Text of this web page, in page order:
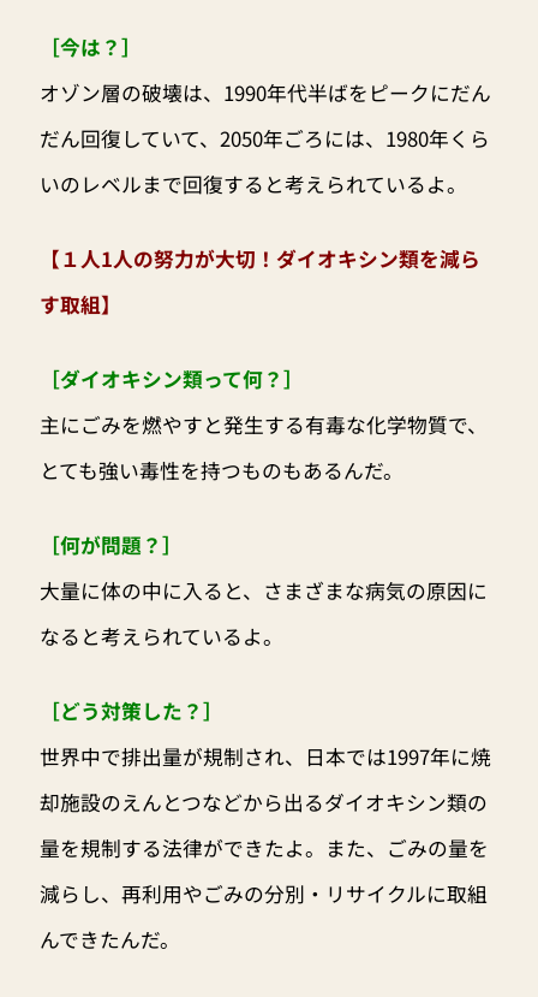
［今は？］
オゾン層の破壊は、1990年代半ばをピークにだん
だん回復していて、2050年ごろには、1980年くら
いのレベルまで回復すると考えられているよ。
【１人1人の努力が大切！ダイオキシン類を減ら
す取組】
［ダイオキシン類って何？］
主にごみを燃やすと発生する有毒な化学物質で、
とても強い毒性を持つものもあるんだ。
［何が問題？］
大量に体の中に入ると、さまざまな病気の原因に
なると考えられているよ。
［どう対策した？］
世界中で排出量が規制され、日本では1997年に焼
却施設のえんとつなどから出るダイオキシン類の
量を規制する法律ができたよ。また、ごみの量を
減らし、再利用やごみの分別・リサイクルに取組
んできたんだ。